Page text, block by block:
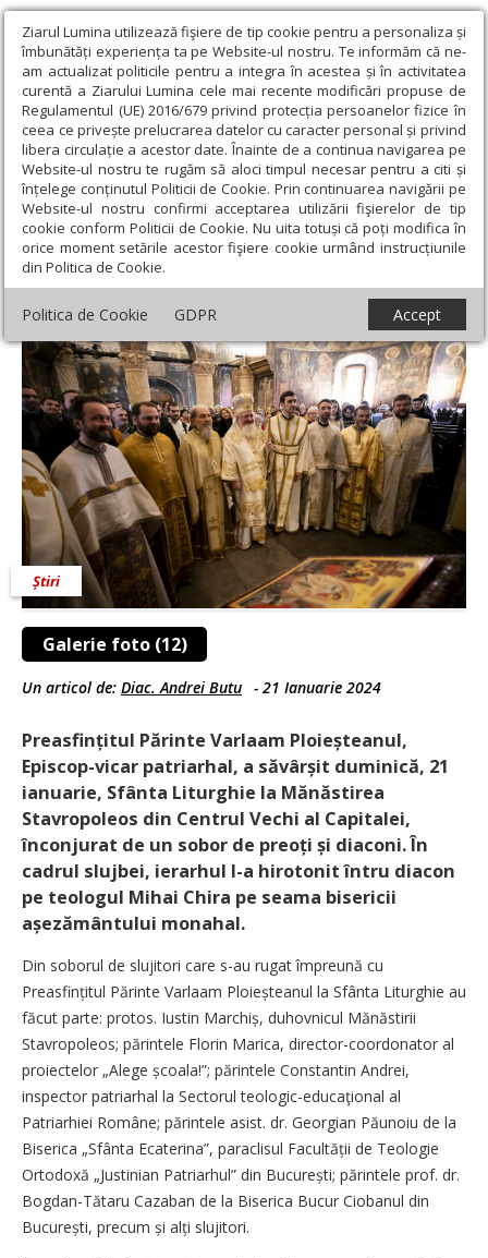
Ziarul Lumina utilizează fişiere de tip cookie pentru a personaliza și
îmbunătăți experiența ta pe Website-ul nostru. Te informăm că ne-
am actualizat politicile pentru a integra în acestea și în activitatea
curentă a Ziarului Lumina cele mai recente modificări propuse de
Regulamentul (UE) 2016/679 privind protecția persoanelor fizice în
ceea ce privește prelucrarea datelor cu caracter personal și privind
libera circulație a acestor date. Înainte de a continua navigarea pe
Website-ul nostru te rugăm să aloci timpul necesar pentru a citi și
înțelege conținutul Politicii de Cookie. Prin continuarea navigării pe
Website-ul nostru confirmi acceptarea utilizării fişierelor de tip
cookie conform Politicii de Cookie. Nu uita totuși că poți modifica în
orice moment setările acestor fişiere cookie urmând instrucțiunile
din Politica de Cookie.
Politica de Cookie GDPR Accept
Ziarul Lumina › Actualitate religioasă › Știri › Popas
duhovnicesc la o mănăstire istorică din Centrul Vechi al Capitalei
Popas duhovnicesc la o mănăstire istorică
din Centrul Vechi al Capitalei
Galerie foto (12)
Știri
Un articol de: Diac. Andrei Butu - 21 Ianuarie 2024
Preasfințitul Părinte Varlaam Ploieșteanul,
Episcop-vicar patriarhal, a săvârșit duminică, 21
ianuarie, Sfânta Liturghie la Mănăstirea
Stavropoleos din Centrul Vechi al Capitalei,
înconjurat de un sobor de preoți și diaconi. În
cadrul slujbei, ierarhul l-a hirotonit întru diacon
pe teologul Mihai Chira pe seama bisericii
așezământului monahal.
Din soborul de slujitori care s-au rugat împreună cu
Preasfințitul Părinte Varlaam Ploieșteanul la Sfânta Liturghie au
făcut parte: protos. Iustin Marchiș, duhovnicul Mănăstirii
Stavropoleos; părintele Florin Marica, director-coordonator al
proiectelor „Alege școala!”; părintele Constantin Andrei,
inspector patriarhal la Sectorul teologic-educaţional al
Patriarhiei Române; părintele asist. dr. Georgian Păunoiu de la
Biserica „Sfânta Ecaterina”, paraclisul Facultății de Teologie
Ortodoxă „Justinian Patriarhul” din București; părintele prof. dr.
Bogdan-Tătaru Cazaban de la Biserica Bucur Ciobanul din
București, precum și alți slujitori.